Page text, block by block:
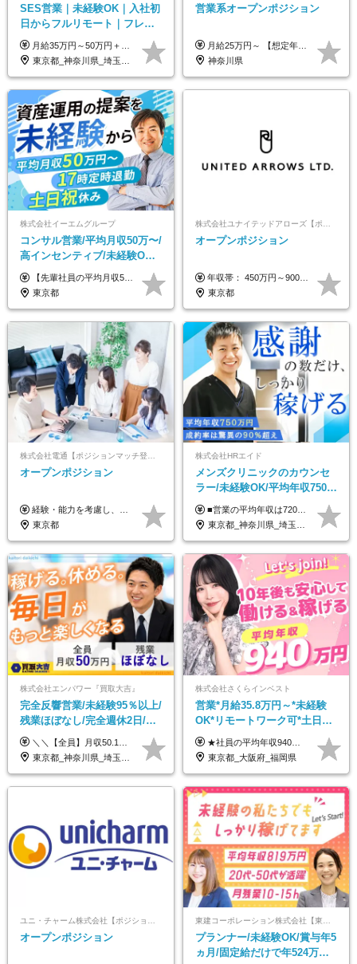
SES営業｜未経験OK｜入社初
日からフルリモート｜フレッ
クス可｜残業月平均10h以下｜
事業立ち上げメンバー
月給35万円～50万円＋交通費 ◎経験やスキルを考慮し、最大限優遇します ◎上記月給は固定残業代月40時間分(月10万9,375～)を含みます。残業時間が超過した場合はその分追加支給します ◎試用期間6カ月あり(給与や待遇は同じです)
東京都_神奈川県_埼玉県_千葉県_大阪府_愛知県_北海道_青森県_岩手県_宮城県_秋田県_山形県_福島県_茨城県_栃木県_群馬県_新潟県_山梨県_長野県_富山県_石川県_福井県_静岡県_岐阜県_三重県_兵庫県_京都府_滋賀県_奈良県_和歌山県_広島県_岡山県_鳥取県_島根県_山口県_徳島県_香川県_愛媛県_高知県_福岡県_熊本県_佐賀県_長崎県_大分県_宮崎県_鹿児島県_沖縄県
営業系オープンポジション
月給25万円～ 【想定年収】 400万円～1000万円（残業代及び諸手当込） ※ご経験、前年収、ご年齢に応じて決定します。
神奈川県
株式会社イーエムグループ
コンサル営業/平均月収50万〜/
高インセンティブ/未経験OK/
残業なし/4,50代も活躍/ブラン
ク可/面接1回
【先輩社員の平均月収50万円】 月給30万円以上+インセンティブ+その他手当 ※経験・スキルを考慮の上で給与を決定します ※上記には5万円（月20時間分）のみなし残業代と一律手当（営業手当4万円、能力評価手当4万円）を含みます ※上記を超える残業代は別途全額支給します ※試用期間：3ヶ月あり（試用期間中の待遇に差異なし）
東京都
オープンポジション
年収帯： 450万円～900万円 ※経験・スキルを考慮の上、決定します。
東京都
株式会社電通【ポジションマッチ登録】
オープンポジション
経験・能力を考慮し、当社規定により決定します。 ▼参考情報 ------------ 年収イメージ：500万～1500万
東京都
株式会社HRエイド
メンズクリニックのカウンセ
ラー/未経験OK/平均年収750万
円/4人に1人が年収1000万円超
え/成約率90％
■営業の平均年収は720万円！ ■4人に1人が年収1000万円超え 月給27万円～100万円+インセンティブ(平均月20～40万円程) ＜インセンティブ制度について＞ 当社では創業以来、頑張ったらその分稼げる環境づくりに注力。カウンセラー部署では、個人の成約金額・チームの成果・事業部の売上利益を掛け合わせる新しいインセンティブ制度を導入しました。あなたの頑張り次第で毎月高インセンティブが実現できる体制です！ ※上記金額には固定残業代（35,500円以上～・30時間分）が含まれます。時間超過分は追加支給します。 ※試用期間3か月あり。研修期間3か月中は、月給25万円～30万円になります。(固定残業代：35,500円～・23h分を含む) ※インセンティブの一部は、研修期間中から支給されます。その他待遇の差異はありません。
東京都_神奈川県_埼玉県_千葉県_大阪府_愛知県_北海道_宮城県_栃木県_群馬県_静岡県_兵庫県_京都府_岡山県_熊本県
株式会社エンパワー『買取大吉』
完全反響営業/未経験95％以上/
残業ほぼなし/完全週休2日/月
収50万円スタート！/賞与年2
回
＼＼【全員】月収50.1万円保証！／／ 月給30.1万円＋インセン＋特別手当20万円(半年間)＋賞与 ※経験者は優遇いたします（研修も免除の場合有） ※固定残業代:7万4000円以上/月45時間分を含む ※固定残業代は残業がない場合も支給し、超過分は別途支給します ■入社後5日間研修を実施 研修中のテスト（ロープレ、商材知識）合格で研修生卒業となり翌月からインセンティブの対象に。 ロープレは細かな評価基準があり、顧客満足度をキープするため非常に重要なテストです。 ※4カ月目以降も不合格の場合、月給28.3万円／1カ月以内合格率100％ ＜平均年収＞ ◆一般メンバー ：625万円 ◆店長（管理職）：1178万円 ◆マネージャー ：4160万円
東京都_神奈川県_埼玉県_千葉県_大阪府_愛知県_北海道_青森県_岩手県_宮城県_秋田県_山形県_福島県_茨城県_栃木県_群馬県_新潟県_山梨県_長野県_富山県_石川県_福井県_静岡県_岐阜県_三重県_兵庫県_京都府_滋賀県_奈良県_和歌山県_広島県_岡山県_鳥取県_島根県_山口県_徳島県_香川県_愛媛県_高知県_福岡県_熊本県_佐賀県_長崎県_大分県_宮崎県_鹿児島県_沖縄県
株式会社さくらインベスト
営業*月給35.8万円～*未経験
OK*リモートワーク可*土日祝
休み*年休123日以上*転職者全
員が収入UP
★社員の平均年収940万円（※2025年11月時点） ★転職者は全員収入アップを実現 ★入社半年で昇給した実績あり！ 【営業未経験】 月給35万8,000円～（固定残業代含む）＋インセンティブ ＋賞与年2回 【管理職候補】 月給40万円～100万円＋インセンティブ＋賞与年2回 ※固定残業代は、時間外労働の有無にかかわらず月25時間分（月5万8,000円～）を支給します。 ※上記を超える時間外労働分は、別途追加で支給します。 ＼月給額が高い理由について／ 当社が扱うのは、1件あたり100万円以上となる高単価な金融商品です。 そのため月給ベースも高く設定して社員に還元しています。 ＜試用期間中の給与＞※営業未経験の方 試用期間2カ月あり。 月給25万円＋営業手当5万円（資格取得後より日割り支給） ※残業代は別途全額支給します。 ※その他の待遇に差異はありません。 ★時短勤務も可能です ・7時間勤務：月給26万2,500円～＋インセンティブ＋賞与（年2回） ・6時間勤務：月給24万円～＋インセンティブ＋賞与（年2回） （時短勤務例）9:00-16:00、10:00-17:00など
東京都_大阪府_福岡県
オープンポジション
プランナー/未経験OK/賞与年5
ヵ月/固定給だけで年524万円